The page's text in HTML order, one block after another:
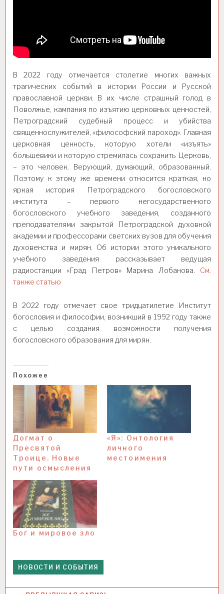
В 2022 году отмечается столетие многих важных
трагических событий в истории России и Русской
православной церкви. В их числе страшный голод в
Поволжье, кампания по изъятию церковных ценностей,
Петроградский судебный процесс и убийства
священнослужителей, «философский пароход». Главная
церковная ценность, которую хотели «изъять»
большевики и которую стремилась сохранить Церковь,
– это человек. Верующий, думающий, образованный.
Поэтому к этому же времени относится краткая, но
яркая история Петроградского богословского
института – первого негосударственного
богословского учебного заведения, созданного
преподавателями закрытой Петроградской духовной
академии и профессорами светских вузов для обучения
духовенства и мирян. Об истории этого уникального
учебного заведения рассказывает ведущая
радиостанции «Град Петров» Марина Лобанова. См.
также статью
В 2022 году отмечает свое тридцатилетие Институт
богословия и философии, возникший в 1992 году также
с целью создания возможности получения
богословского образования для мирян.
Похожее
Догмат о
Пресвятой
Троице. Новые
пути осмысления
«Я»: Онтология
личного
местоимения
Бог и мировое зло
НОВОСТИ И СОБЫТИЯ